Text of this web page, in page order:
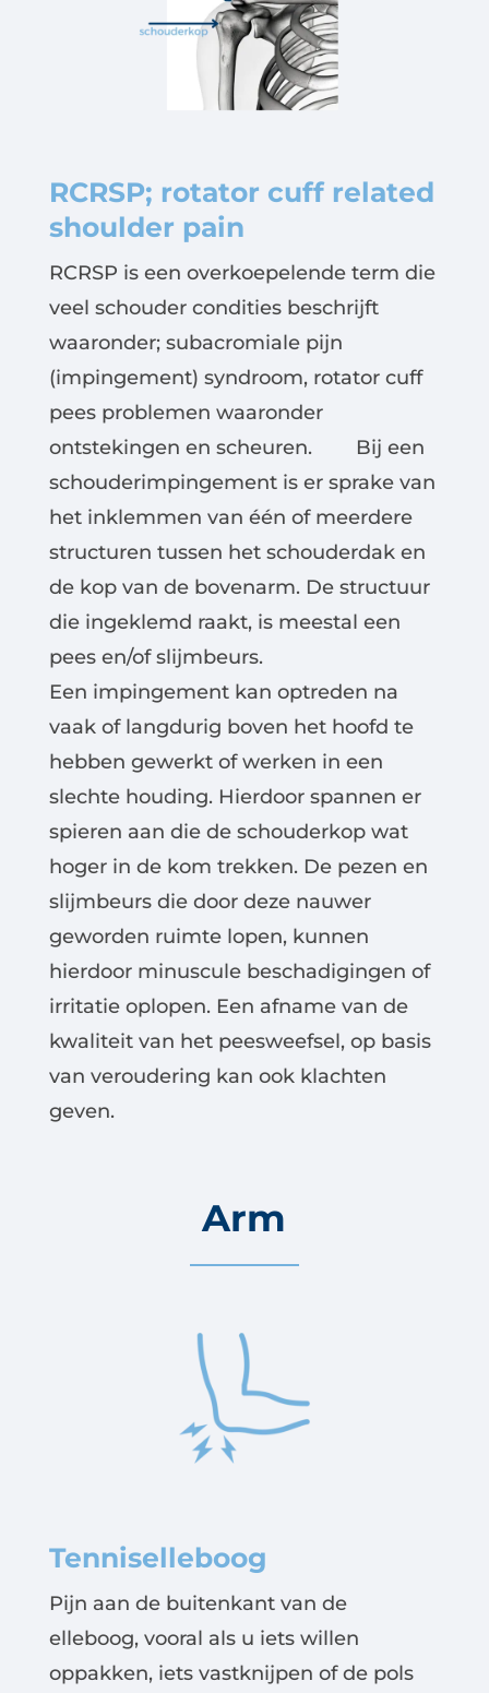
RCRSP; rotator cuff related
shoulder pain
RCRSP is een overkoepelende term die
veel schouder condities beschrijft
waaronder; subacromiale pijn
(impingement) syndroom, rotator cuff
pees problemen waaronder
ontstekingen en scheuren. Bij een
schouderimpingement is er sprake van
het inklemmen van één of meerdere
structuren tussen het schouderdak en
de kop van de bovenarm. De structuur
die ingeklemd raakt, is meestal een
pees en/of slijmbeurs.
Een impingement kan optreden na
vaak of langdurig boven het hoofd te
hebben gewerkt of werken in een
slechte houding. Hierdoor spannen er
spieren aan die de schouderkop wat
hoger in de kom trekken. De pezen en
slijmbeurs die door deze nauwer
geworden ruimte lopen, kunnen
hierdoor minuscule beschadigingen of
irritatie oplopen. Een afname van de
kwaliteit van het peesweefsel, op basis
van veroudering kan ook klachten
geven.
Arm
Tenniselleboog
Pijn aan de buitenkant van de
elleboog, vooral als u iets willen
oppakken, iets vastknijpen of de pols